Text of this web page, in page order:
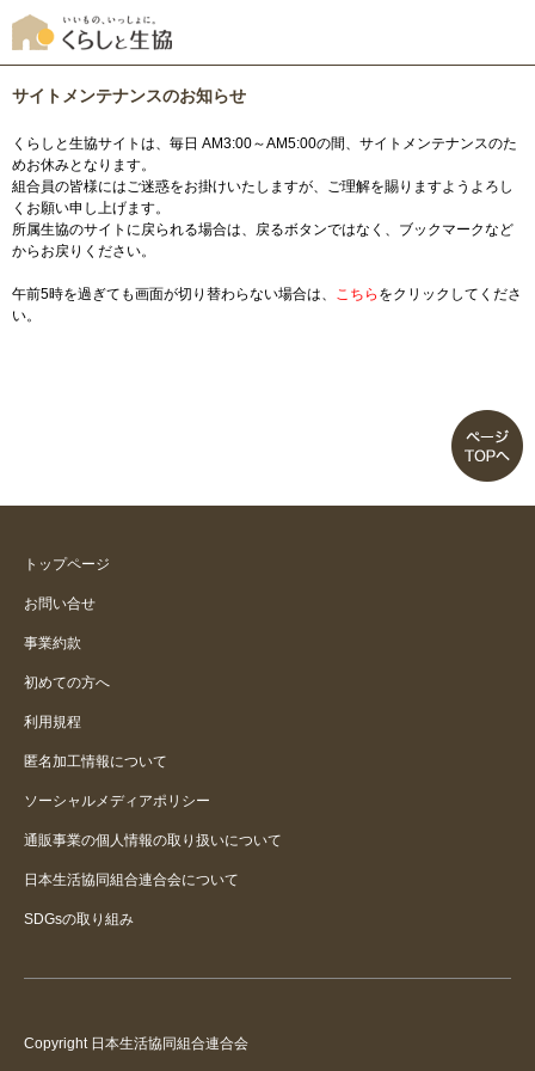
サイトメンテナンスのお知らせ
くらしと生協サイトは、毎日 AM3:00～AM5:00の間、サイトメンテナンスのた
めお休みとなります。
組合員の皆様にはご迷惑をお掛けいたしますが、ご理解を賜りますようよろし
くお願い申し上げます。
所属生協のサイトに戻られる場合は、戻るボタンではなく、ブックマークなど
からお戻りください。
午前5時を過ぎても画面が切り替わらない場合は、 こちら をクリックしてくださ
い。
トップページ
お問い合せ
事業約款
初めての方へ
利用規程
匿名加工情報について
ソーシャルメディアポリシー
通販事業の個人情報の取り扱いについて
日本生活協同組合連合会について
SDGsの取り組み
Copyright 日本生活協同組合連合会